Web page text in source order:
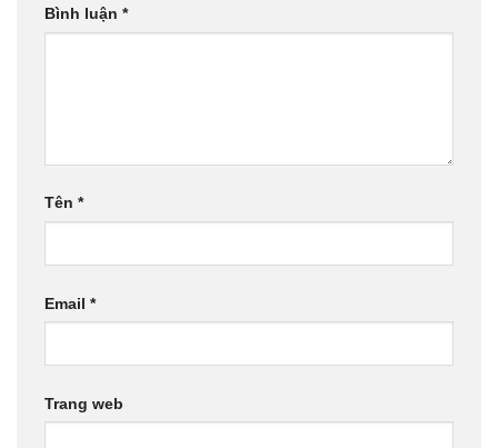
Bình luận *
Tên *
Email *
Trang web